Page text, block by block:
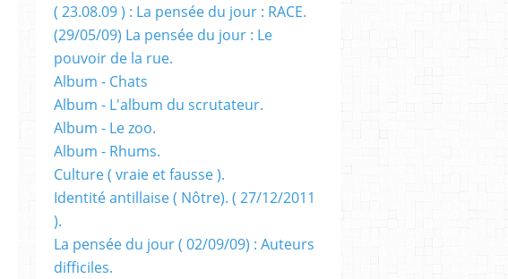
( 23.08.09 ) : La pensée du jour : RACE.
(29/05/09) La pensée du jour : Le
pouvoir de la rue.
Album - Chats
Album - L'album du scrutateur.
Album - Le zoo.
Album - Rhums.
Culture ( vraie et fausse ).
Identité antillaise ( Nôtre). ( 27/12/2011
).
La pensée du jour ( 02/09/09) : Auteurs
difficiles.